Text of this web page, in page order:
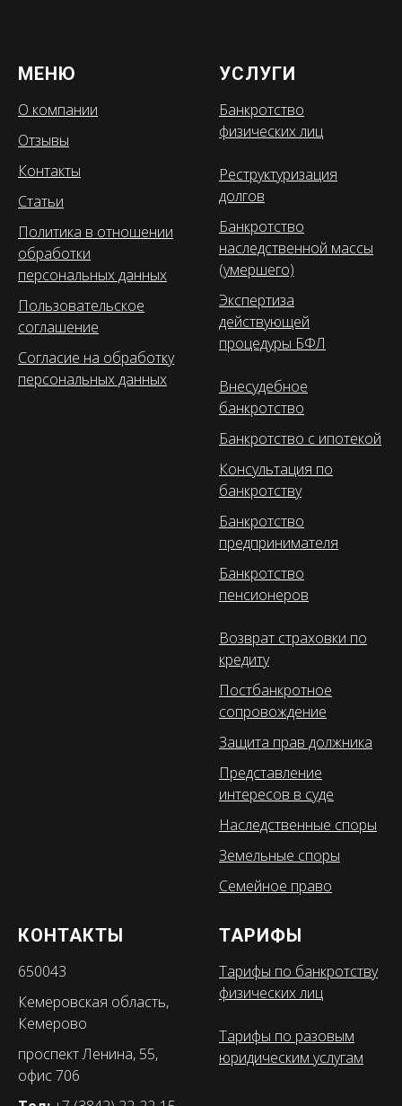
МЕНЮ
О компании
Отзывы
Контакты
Статьи
Политика в отношении
обработки
персональных данных
Пользовательское
соглашение
Согласие на обработку
персональных данных
УСЛУГИ
Банкротство
физических лиц
Реструктуризация
долгов
Банкротство
наследственной массы
(умершего)
Экспертиза
действующей
процедуры БФЛ
Внесудебное
банкротство
Банкротство с ипотекой
Консультация по
банкротству
Банкротство
предпринимателя
Банкротство
пенсионеров
Возврат страховки по
кредиту
Постбанкротное
сопровождение
Защита прав должника
Представление
интересов в суде
Наследственные споры
Земельные споры
Семейное право
КОНТАКТЫ
650043
Кемеровская область,
Кемерово
проспект Ленина, 55,
офис 706
ТАРИФЫ
Тарифы по банкротству
физических лиц
Тарифы по разовым
юридическим услугам